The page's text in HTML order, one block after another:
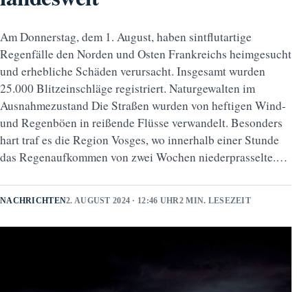
Am Donnerstag, dem 1. August, haben sintflutartige
Regenfälle den Norden und Osten Frankreichs heimgesucht
und erhebliche Schäden verursacht. Insgesamt wurden
25.000 Blitzeinschläge registriert. Naturgewalten im
Ausnahmezustand Die Straßen wurden von heftigen Wind-
und Regenböen in reißende Flüsse verwandelt. Besonders
hart traf es die Region Vosges, wo innerhalb einer Stunde
das Regenaufkommen von zwei Wochen niederprasselte.…
NACHRICHTEN2. AUGUST 2024 · 12:46 UHR2 MIN. LESEZEIT